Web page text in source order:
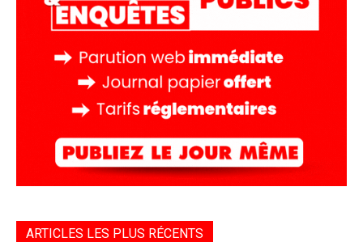
ARTICLES LES PLUS RÉCENTS